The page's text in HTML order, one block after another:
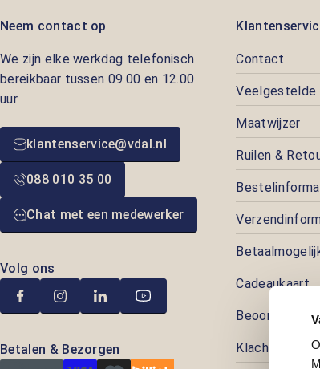
Neem contact op
We zijn elke werkdag telefonisch
bereikbaar tussen 09.00 en 12.00
uur
klantenservice@vdal.nl
088 010 35 00
Chat met een medewerker
Volg ons
Betalen & Bezorgen
Contact
Veelgestelde
Maatwijzer
Ruilen &
Cadeaukaart
Beoordelingen